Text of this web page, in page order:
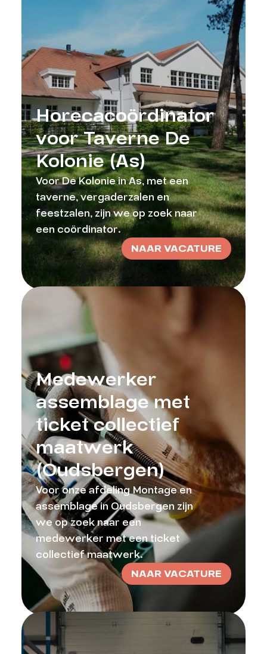
Horecacoördinator
voor Taverne De
Kolonie (As)
Voor De Kolonie in As, met een
taverne, vergaderzalen en
feestzalen, zijn we op zoek naar
een coördinator.
NAAR VACATURE
Medewerker
assemblage met
ticket collectief
maatwerk
(Oudsbergen)
Voor onze afdeling Montage en
assemblage in Oudsbergen zijn
we op zoek naar een
medewerker met een ticket
collectief maatwerk.
NAAR VACATURE